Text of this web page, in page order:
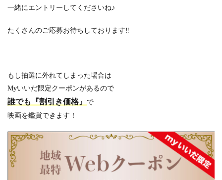
一緒にエントリーしてくださいね♪
たくさんのご応募お待ちしております‼
もし抽選に外れてしまった場合は
Myいいだ限定クーポンがあるので
誰でも『割引き価格』
で
映画を鑑賞できます！